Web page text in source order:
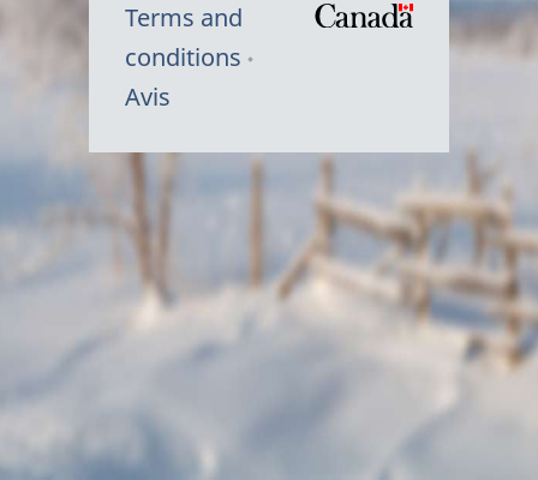
Terms and
conditions
Avis
Symbole
Canada